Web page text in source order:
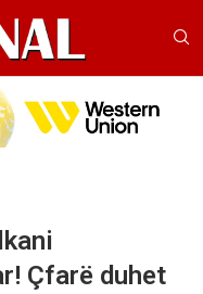
Çfarë duhet